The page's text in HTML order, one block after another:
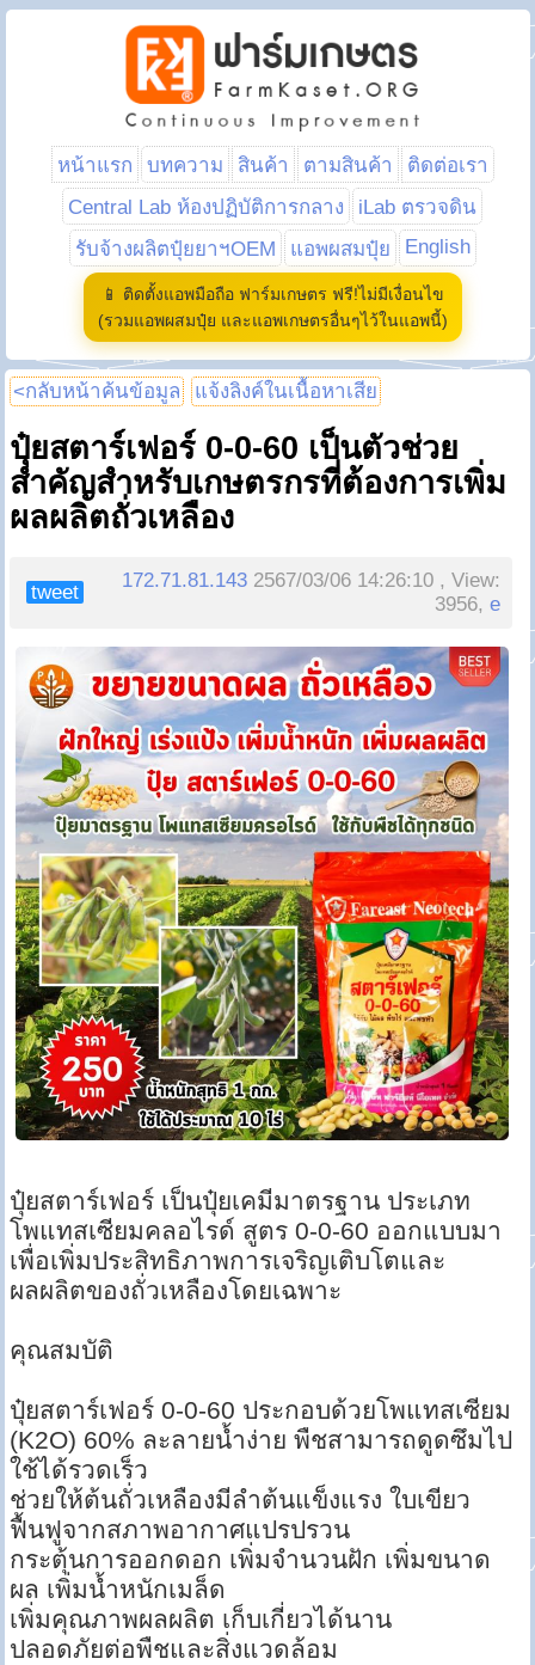
หน้าแรก บทความ สินค้า ตามสินค้า
ติดต่อเรา
Central Lab ห้องปฏิบัติการกลาง
iLab ตรวจดิน
รับจ้างผลิตปุ๋ยยาฯOEM
แอพผสมปุ๋ย English
📱 ติดตั้งแอพมือถือ ฟาร์มเกษตร ฟรี!ไม่มีเงื่อนไข
(รวมแอพผสมปุ๋ย และแอพเกษตรอื่นๆไว้ในแอพนี้)
<กลับหน้าค้นข้อมูล แจ้งลิงค์ในเนื้อหาเสีย
ปุ๋ยสตาร์เฟอร์ 0-0-60 เป็นตัวช่วย
สำคัญสำหรับเกษตรกรที่ต้องการเพิ่ม
ผลผลิตถั่วเหลือง
tweet
172.71.81.143 2567/03/06 14:26:10 , View:
3956,e
ปุ๋ยสตาร์เฟอร์ เป็นปุ๋ยเคมีมาตรฐาน ประเภท
โพแทสเซียมคลอไรด์ สูตร 0-0-60 ออกแบบมา
เพื่อเพิ่มประสิทธิภาพการเจริญเติบโตและ
ผลผลิตของถั่วเหลืองโดยเฉพาะ
คุณสมบัติ
ปุ๋ยสตาร์เฟอร์ 0-0-60 ประกอบด้วยโพแทสเซียม
(K2O) 60% ละลายน้ำง่าย พืชสามารถดูดซึมไป
ใช้ได้รวดเร็ว
ช่วยให้ต้นถั่วเหลืองมีลำต้นแข็งแรง ใบเขียว
ฟื้นฟูจากสภาพอากาศแปรปรวน
กระตุ้นการออกดอก เพิ่มจำนวนฝัก เพิ่มขนาด
ผล เพิ่มน้ำหนักเมล็ด
เพิ่มคุณภาพผลผลิต เก็บเกี่ยวได้นาน
ปลอดภัยต่อพืชและสิ่งแวดล้อม